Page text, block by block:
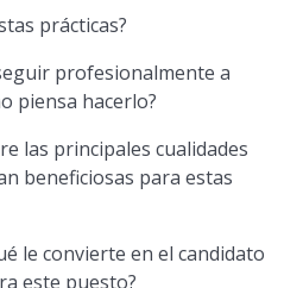
prácticas?
profesionalmente a
piensa hacerlo?
las principales cualidades
beneficiosas para estas
le convierte en el candidato
este puesto?